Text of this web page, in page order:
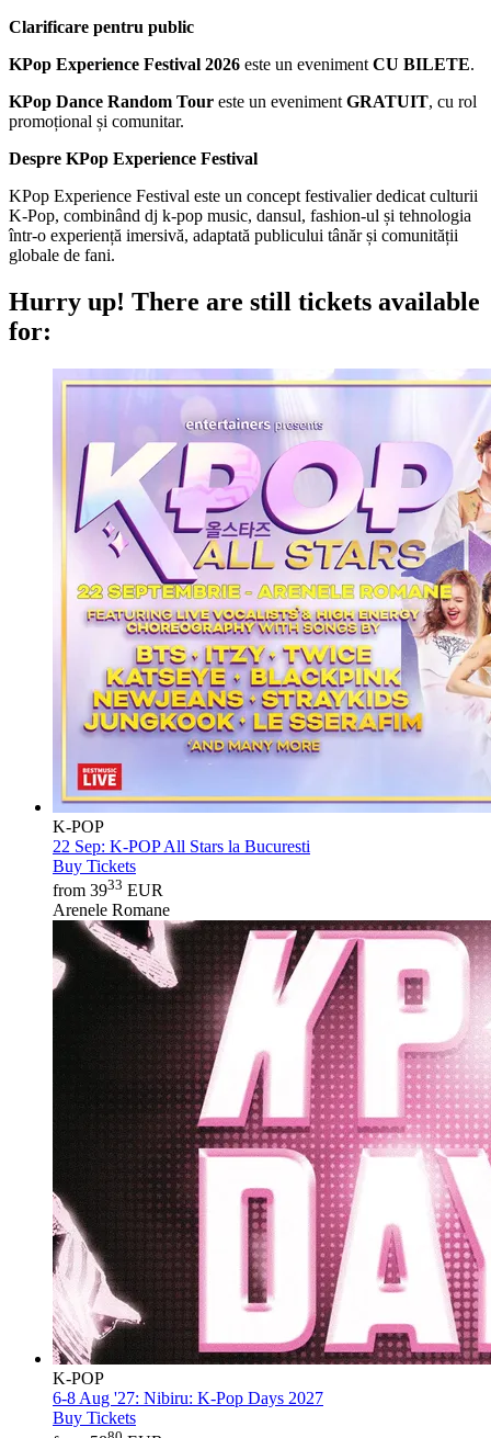
Clarificare pentru public
KPop Experience Festival 2026 este un eveniment CU BILETE.
KPop Dance Random Tour este un eveniment GRATUIT, cu rol
promoțional și comunitar.
Despre KPop Experience Festival
KPop Experience Festival este un concept festivalier dedicat culturii
K-Pop, combinând dj k-pop music, dansul, fashion-ul și tehnologia
într-o experiență imersivă, adaptată publicului tânăr și comunității
globale de fani.
Hurry up! There are still tickets available
for:
K-POP
22 Sep: K-POP All Stars la Bucuresti
Buy Tickets
from 3933 EUR
Arenele Romane
K-POP
6-8 Aug '27: Nibiru: K-Pop Days 2027
Buy Tickets